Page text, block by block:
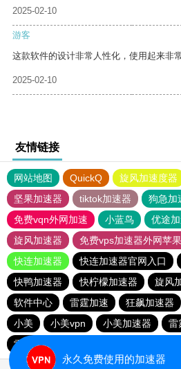
2025-02-10
游客
这款软件的设计非常人性化，使用起来非常
2025-02-10
友情链接
网站地图 QuickQ 旋风加速度器
坚果加速器
tiktok加速器
狗急加
免费vqn外网加速
小蓝鸟 优途
旋风加速器
免费vps加速器外网苹
快连加速器
快连加速器官网入口
快鸭加速器
快柠檬加速器 旋风
软件中心
雷霆加速 狂飙加速器
小美
小美vpn 小美加速器 雷
雷霆加速版ins
永久免费使用的加速器